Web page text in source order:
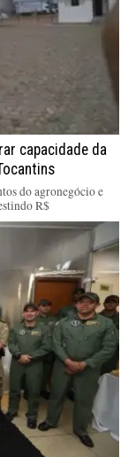
capacidade da
do agronegócio e
R$